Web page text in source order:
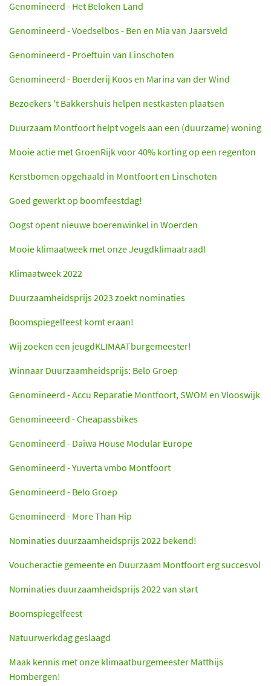
Genomineerd - Het Beloken Land
Genomineerd - Voedselbos - Ben en Mia van Jaarsveld
Genomineerd - Proeftuin van Linschoten
Genomineerd - Boerderij Koos en Marina van der Wind
Bezoekers 't Bakkershuis helpen nestkasten plaatsen
Duurzaam Montfoort helpt vogels aan een (duurzame) woning
Mooie actie met GroenRijk voor 40% korting op een regenton
Kerstbomen opgehaald in Montfoort en Linschoten
Goed gewerkt op boomfeestdag!
Oogst opent nieuwe boerenwinkel in Woerden
Mooie klimaatweek met onze Jeugdklimaatraad!
Klimaatweek 2022
Duurzaamheidsprijs 2023 zoekt nominaties
Boomspiegelfeest komt eraan!
Wij zoeken een jeugdKLIMAATburgemeester!
Winnaar Duurzaamheidsprijs: Belo Groep
Genomineerd - Accu Reparatie Montfoort, SWOM en Vlooswijk
Genomineeerd - Cheapassbikes
Genomineerd - Daiwa House Modular Europe
Genomineerd - Yuverta vmbo Montfoort
Genomineerd - Belo Groep
Genomineerd - More Than Hip
Nominaties duurzaamheidsprijs 2022 bekend!
Voucheractie gemeente en Duurzaam Montfoort erg succesvol
Nominaties duurzaamheidsprijs 2022 van start
Boomspiegelfeest
Natuurwerkdag geslaagd
Maak kennis met onze klimaatburgemeester Matthijs
Hombergen!